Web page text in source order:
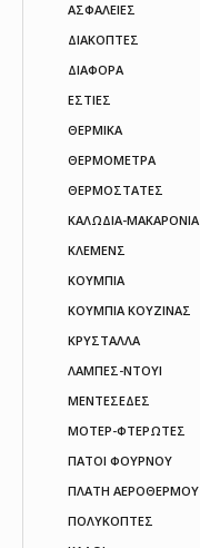
ΑΣΦΑΛΕΙΕΣ
ΔΙΑΚΟΠΤΕΣ
ΔΙΑΦΟΡΑ
ΕΣΤΙΕΣ
ΘΕΡΜΙΚΑ
ΘΕΡΜΟΜΕΤΡΑ
ΘΕΡΜΟΣΤΑΤΕΣ
ΚΑΛΩΔΙΑ-ΜΑΚΑΡΟΝΙΑ
ΚΛΕΜΕΝΣ
ΚΟΥΜΠΙΑ
ΚΟΥΜΠΙΑ ΚΟΥΖΙΝΑΣ
ΚΡΥΣΤΑΛΛΑ
ΛΑΜΠΕΣ-ΝΤΟΥΙ
ΜΕΝΤΕΣΕΔΕΣ
ΜΟΤΕΡ-ΦΤΕΡΩΤΕΣ
ΠΑΤΟΙ ΦΟΥΡΝΟΥ
ΠΛΑΤΗ ΑΕΡΟΘΕΡΜΟΥ
ΠΟΛΥΚΟΠΤΕΣ